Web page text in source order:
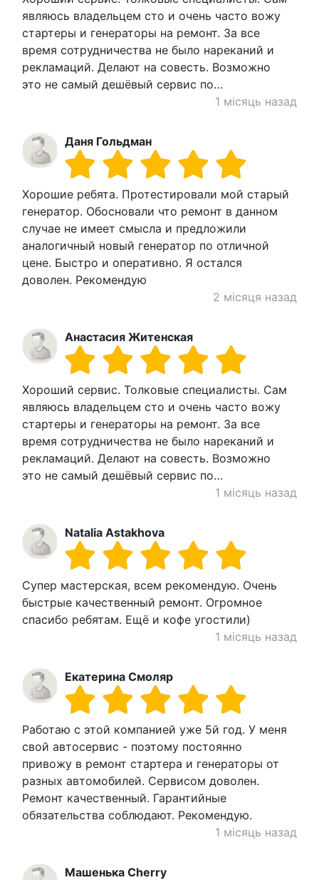
являюсь владельцем сто и очень часто вожу
стартеры и генераторы на ремонт. За все
время сотрудничества не было нареканий и
рекламаций. Делают на совесть. Возможно
это не самый дешёвый сервис по…
1 місяць назад
Даня Гольдман
Хорошие ребята. Протестировали мой старый
генератор. Обосновали что ремонт в данном
случае не имеет смысла и предложили
аналогичный новый генератор по отличной
цене. Быстро и оперативно. Я остался
доволен. Рекомендую
2 місяця назад
Анастасия Житенская
Хороший сервис. Толковые специалисты. Сам
являюсь владельцем сто и очень часто вожу
стартеры и генераторы на ремонт. За все
время сотрудничества не было нареканий и
рекламаций. Делают на совесть. Возможно
это не самый дешёвый сервис по…
1 місяць назад
Natalia Astakhova
Супер мастерская, всем рекомендую. Очень
быстрые качественный ремонт. Огромное
спасибо ребятам. Ещё и кофе угостили)
1 місяць назад
Екатерина Смоляр
Работаю с этой компанией уже 5й год. У меня
свой автосервис - поэтому постоянно
привожу в ремонт стартера и генераторы от
разных автомобилей. Сервисом доволен.
Ремонт качественный. Гарантийные
обязательства соблюдают. Рекомендую.
1 місяць назад
Машенька Cherry